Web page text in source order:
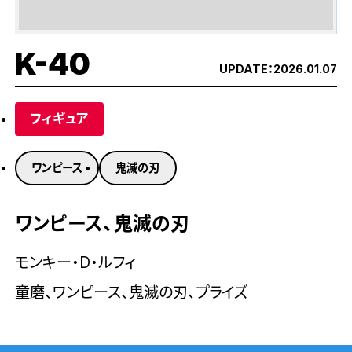
K-40 UPDATE：2026.01.07
フィギュア
ワンピース 鬼滅の刃
ワンピース、鬼滅の刃
モンキー・D・ルフィ
童磨、ワンピース、鬼滅の刃、プライズ